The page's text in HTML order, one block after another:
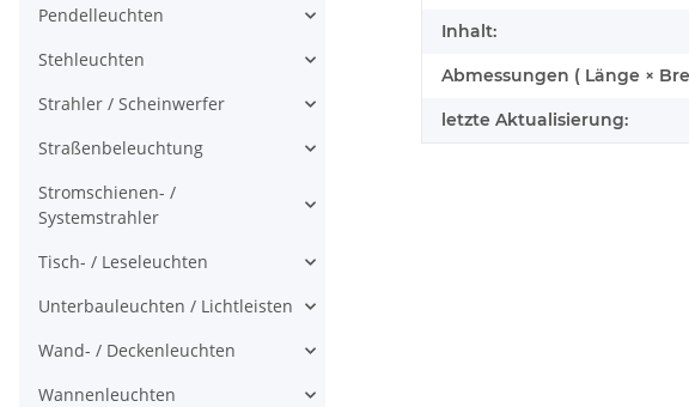
Inhalt:
Abmessungen ( Länge ×
letzte Aktualisierung:
Pendelleuchten
Stehleuchten
Strahler / Scheinwerfer
Straßenbeleuchtung
Stromschienen- /
Systemstrahler
Tisch- / Leseleuchten
Unterbauleuchten / Lichtleisten
Wand- / Deckenleuchten
Wannenleuchten